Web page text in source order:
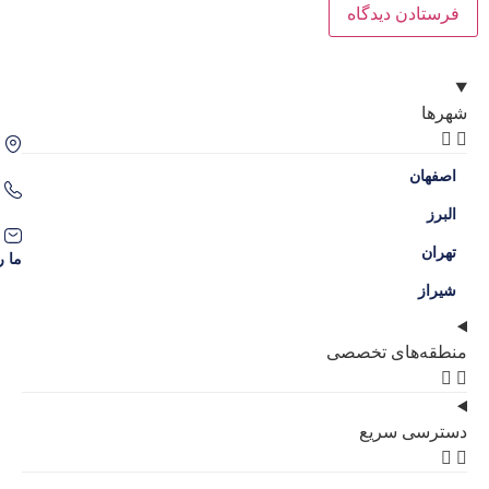
09386204707
ما را در شبکه‌های اجتماعی دنبال کنید